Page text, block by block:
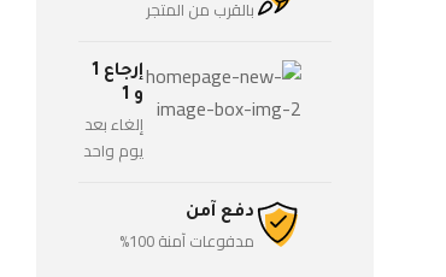
بالقرب من المتجر
إرجاع 1
و 1
إلغاء بعد
يوم واحد
دفع آمن
مدفوعات آمنة 100%